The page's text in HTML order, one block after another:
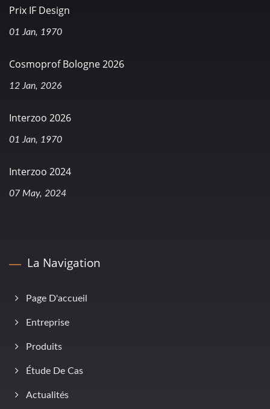
Prix IF Design
01 Jan, 1970
Cosmoprof Bologne 2026
12 Jan, 2026
Interzoo 2026
01 Jan, 1970
Interzoo 2024
07 May, 2024
La Navigation
Page D'accueil
Entreprise
Produits
Étude De Cas
Actualités